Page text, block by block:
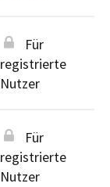
Für
registrierte
Nutzer
Für
registrierte
Nutzer